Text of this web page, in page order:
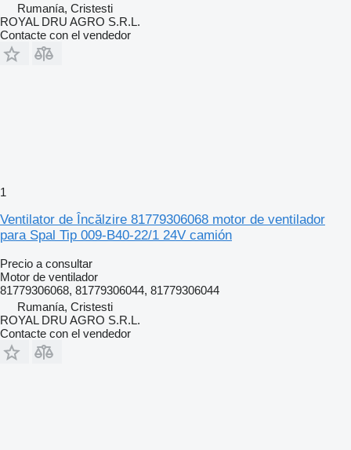
Rumanía, Cristesti
ROYAL DRU AGRO S.R.L.
Contacte con el vendedor
1
Ventilator de Încălzire 81779306068 motor de ventilador
para Spal Tip 009-B40-22/1 24V camión
Precio a consultar
Motor de ventilador
81779306068, 81779306044, 81779306044
Rumanía, Cristesti
ROYAL DRU AGRO S.R.L.
Contacte con el vendedor